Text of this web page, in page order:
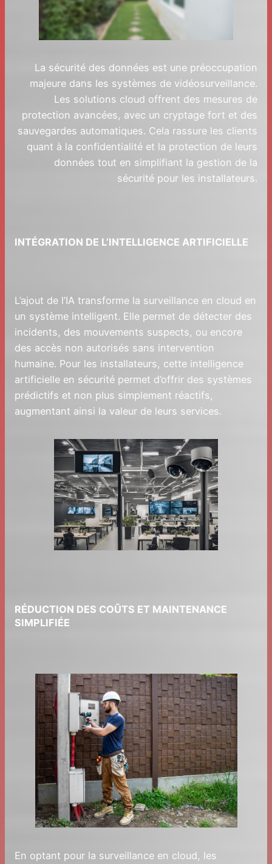
La sécurité des données est une préoccupation
majeure dans les systèmes de vidéosurveillance.
Les solutions cloud offrent des mesures de
protection avancées, avec un cryptage fort et des
sauvegardes automatiques. Cela rassure les clients
quant à la confidentialité et la protection de leurs
données tout en simplifiant la gestion de la
sécurité pour les installateurs.
INTÉGRATION DE L’INTELLIGENCE ARTIFICIELLE
L’ajout de l’IA transforme la surveillance en cloud en
un système intelligent. Elle permet de détecter des
incidents, des mouvements suspects, ou encore
des accès non autorisés sans intervention
humaine. Pour les installateurs, cette intelligence
artificielle en sécurité permet d’offrir des systèmes
prédictifs et non plus simplement réactifs,
augmentant ainsi la valeur de leurs services.
RÉDUCTION DES COÛTS ET MAINTENANCE
SIMPLIFIÉE
En optant pour la surveillance en cloud, les